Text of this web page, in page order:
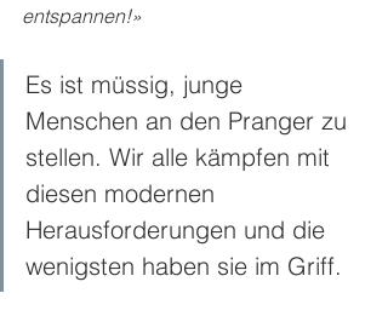
entspannen!»
Es ist müssig, junge
Menschen an den Pranger zu
stellen. Wir alle kämpfen mit
diesen modernen
Herausforderungen und die
wenigsten haben sie im Griff.